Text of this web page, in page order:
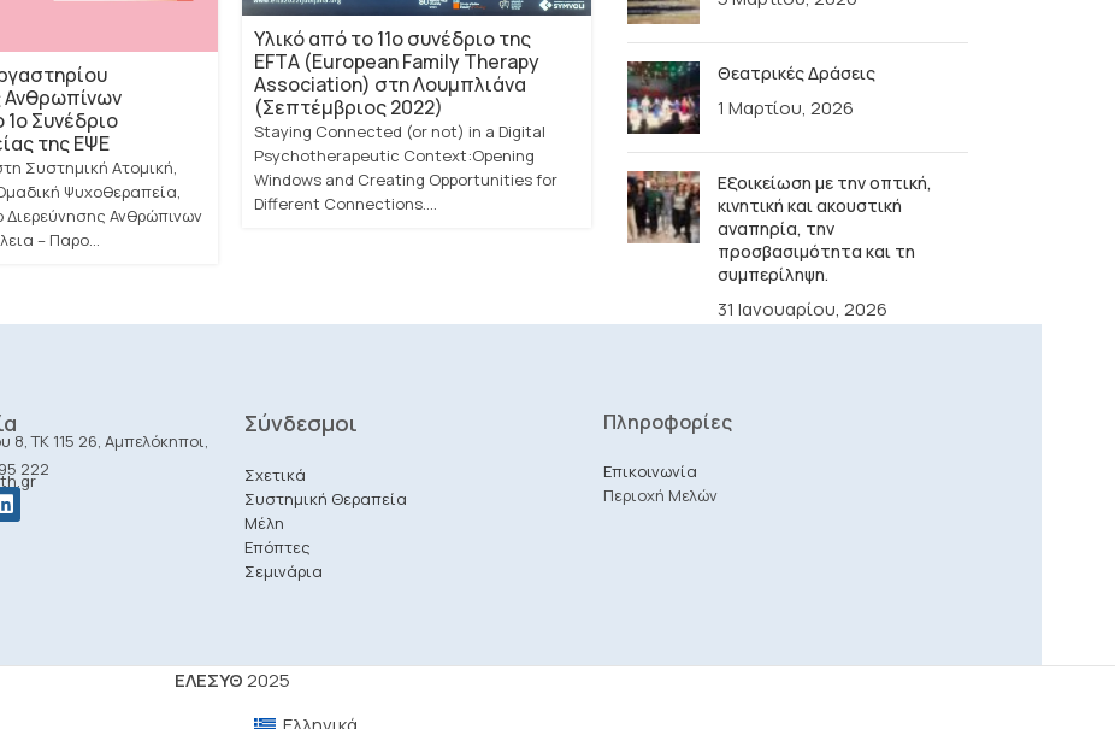
Ανθρωπίνων
Συνέδριο
της ΕΨΕ
Συστημική Ατομική,
Ψυχοθεραπεία,
Διερεύνησης Ανθρώπινων
– Παρο...
Υλικό από το 11ο συνέδριο της
EFTA (European Family Therapy
Association) στη Λουμπλιάνα
(Σεπτέμβριος 2022)
Staying Connected (or not) in a Digital
Psychotherapeutic Context:Opening
Windows and Creating Opportunities for
Different Connections....
Θεατρικές Δράσεις
1 Μαρτίου, 2026
Εξοικείωση με την οπτική,
κινητική και ακουστική
αναπηρία, την
προσβασιμότητα και τη
συμπερίληψη.
31 Ιανουαρίου, 2026
8, ΤΚ 115 26, Αμπελόκηποι,
222
Σύνδεσμοι
Σχετικά
Συστημική Θεραπεία
Μέλη
Επόπτες
Σεμινάρια
Πληροφορίες
Επικοινωνία
Περιοχή Μελών
ΕΛΕΣΥΘ2025